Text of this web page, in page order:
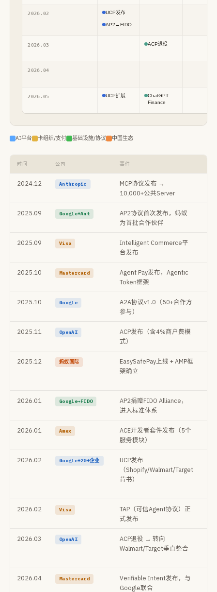
2026.02 UCP发布
AP2→FIDO
2026.03 ACP退役
2026.04
2026.05 UCP扩展
ChatGPT
Finance
AI平台 卡组织/支付 基础设施/协议 中国生态
时间 公司 事件
2024.12 Anthropic
MCP协议发布 →
10,000+公共Server
2025.09 Google+Ant
AP2协议首次发布，蚂蚁
为首批合作伙伴
2025.09 Visa
Intelligent Commerce平
台发布
2025.10 Mastercard
Agent Pay发布，Agentic
Token框架
2025.10 Google
A2A协议v1.0（50+合作方
参与）
2025.11 OpenAI
ACP发布（含4%商户费模
式）
2025.12 蚂蚁国际
EasySafePay上线 + AMP框
架确立
2026.01 Google→FIDO
AP2捐赠FIDO Alliance，
进入标准体系
2026.01 Amex
ACE开发者套件发布（5个
服务模块）
2026.02 Google+20+企业
UCP发布
（Shopify/Walmart/Target
背书）
2026.02 Visa
TAP（可信Agent协议）正
式发布
2026.03 OpenAI
ACP退役 → 转向
Walmart/Target垂直整合
2026.04 Mastercard
Verifiable Intent发布，与
Google联合